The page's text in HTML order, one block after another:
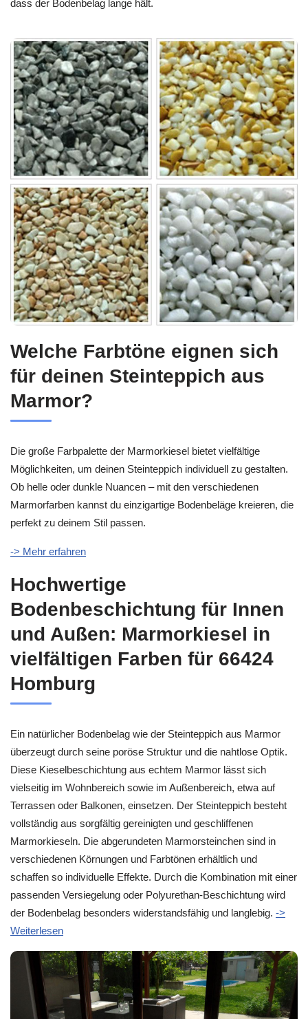
dass der Bodenbelag lange hält.
Welche Farbtöne eignen sich
für deinen Steinteppich aus
Marmor?
Die große Farbpalette der Marmorkiesel bietet vielfältige
Möglichkeiten, um deinen Steinteppich individuell zu gestalten.
Ob helle oder dunkle Nuancen – mit den verschiedenen
Marmorfarben kannst du einzigartige Bodenbeläge kreieren, die
perfekt zu deinem Stil passen.
-> Mehr erfahren
Hochwertige
Bodenbeschichtung für Innen
und Außen: Marmorkiesel in
vielfältigen Farben für 66424
Homburg
Ein natürlicher Bodenbelag wie der Steinteppich aus Marmor
überzeugt durch seine poröse Struktur und die nahtlose Optik.
Diese Kieselbeschichtung aus echtem Marmor lässt sich
vielseitig im Wohnbereich sowie im Außenbereich, etwa auf
Terrassen oder Balkonen, einsetzen. Der Steinteppich besteht
vollständig aus sorgfältig gereinigten und geschliffenen
Marmorkieseln. Die abgerundeten Marmorsteinchen sind in
verschiedenen Körnungen und Farbtönen erhältlich und
schaffen so individuelle Effekte. Durch die Kombination mit einer
passenden Versiegelung oder Polyurethan-Beschichtung wird
der Bodenbelag besonders widerstandsfähig und langlebig. ->
Weiterlesen